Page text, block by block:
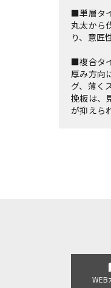
■単層タ
丸太から
り、意匠
■複合タ
厚み方向
グ、薄く
挽板は、
が抑えら
WEB